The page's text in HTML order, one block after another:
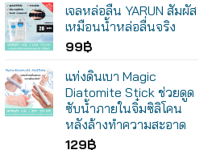
เจลหล่อลื่น YARUN สัมผัส
เหมือนน้ำหล่อลื่นจริง
99฿
แท่งดินเบา Magic
Diatomite Stick ช่วยดูด
ซับน้ำภายในจิ๋มซิลิโคน
หลังล้างทำความสะอาด
129฿